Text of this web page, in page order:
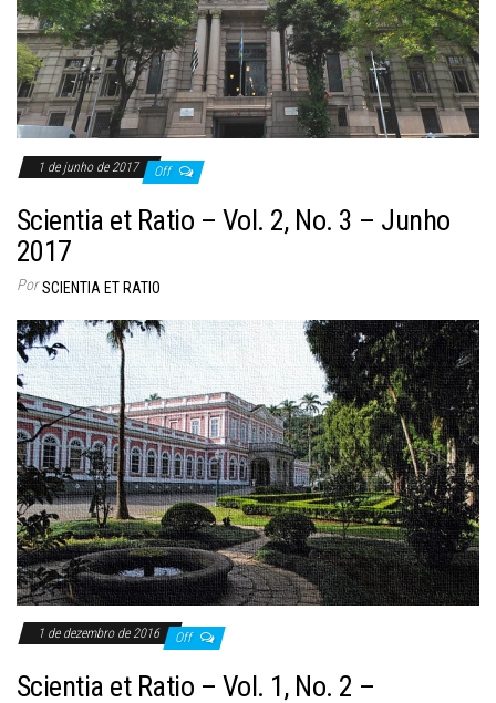
1 de junho de 2017 Off
Scientia et Ratio – Vol. 2, No. 3 – Junho
2017
Por SCIENTIA ET RATIO
1 de dezembro de 2016 Off
Scientia et Ratio – Vol. 1, No. 2 –